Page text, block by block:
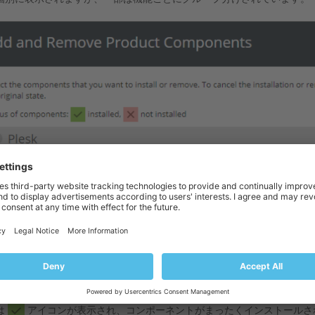
アイコンが表示される場合、このコンポーネントはイン
のコンポーネントはインストールされていません。コンポーネント
ループの一部のコンポーネントがインストールされていません。す
アイコンが表示され、コンポーネントがまったくインストール